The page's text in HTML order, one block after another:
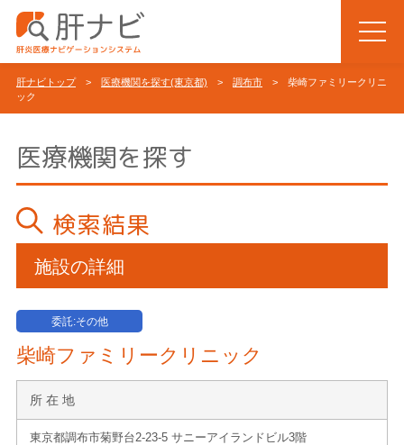
肝ナビトップ> 医療機関を探す(東京都) > 調布市 > 柴崎ファミリークリニ
ック
医療機関を探す
検索結果
施設の詳細
委託:その他
柴崎ファミリークリニック
所 在 地
東京都調布市菊野台2-23-5 サニーアイランドビル3階